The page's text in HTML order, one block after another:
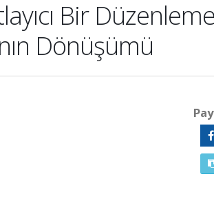
Bir
Dönüşümü